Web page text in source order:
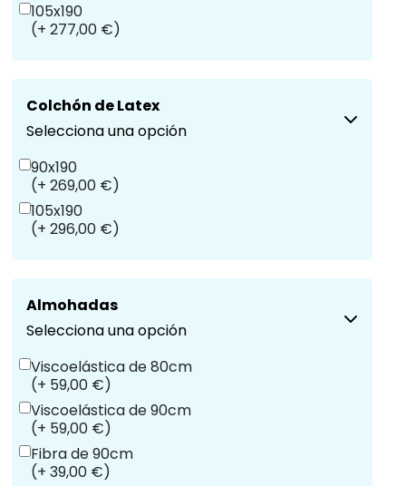
105x190
(+ 277,00 €)
Colchón de Latex
Selecciona una opción
90x190
(+ 269,00 €)
105x190
(+ 296,00 €)
Almohadas
Selecciona una opción
Viscoelástica de 80cm
(+ 59,00 €)
Viscoelástica de 90cm
(+ 59,00 €)
Fibra de 90cm
(+ 39,00 €)